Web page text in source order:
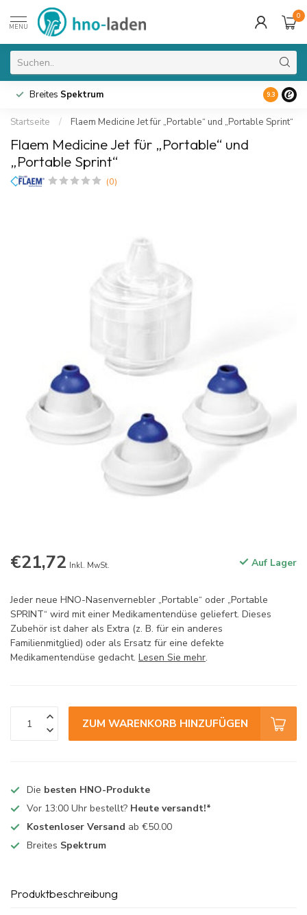
MENU
0
Breites Spektrum 9.3
Startseite / Flaem Medicine Jet für „Portable“ und „Portable Sprint“
Flaem Medicine Jet für „Portable“ und
„Portable Sprint“
(0)
€21,72 Inkl. MwSt. Auf Lager
Jeder neue HNO-Nasenvernebler „Portable“ oder „Portable
SPRINT“ wird mit einer Medikamentendüse geliefert. Dieses
Zubehör ist daher als Extra (z. B. für ein anderes
Familienmitglied) oder als Ersatz für eine defekte
Medikamentendüse gedacht. Lesen Sie mehr.
ZUM WARENKORB HINZUFÜGEN
Die besten HNO-Produkte
Vor 13:00 Uhr bestellt? Heute versandt!*
Kostenloser Versand ab €50.00
Breites Spektrum
Produktbeschreibung